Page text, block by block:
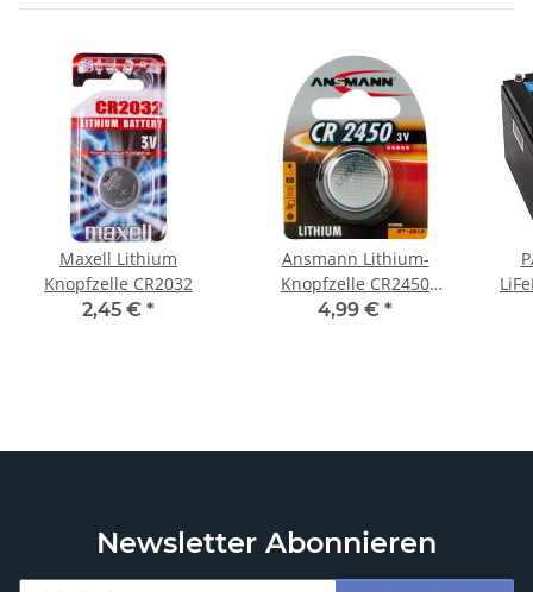
Maxell Lithium
Knopfzelle CR2032
2,45 € *
Ansmann Lithium-
Knopfzelle CR2450
Lithium 3V / 550mAh
4,99 € *
Newsletter Abonnieren